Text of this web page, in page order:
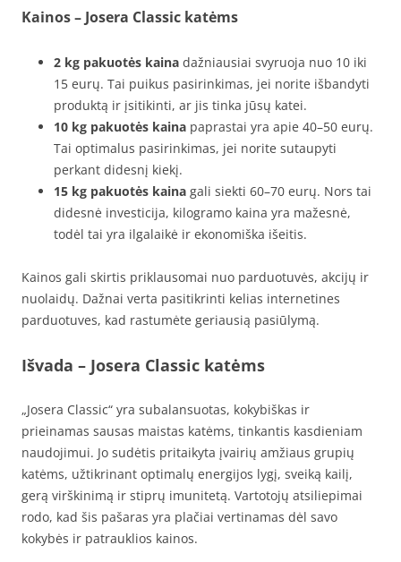
Kainos – Josera Classic katėms
2 kg pakuotės kaina dažniausiai svyruoja nuo 10 iki
15 eurų. Tai puikus pasirinkimas, jei norite išbandyti
produktą ir įsitikinti, ar jis tinka jūsų katei.
10 kg pakuotės kaina paprastai yra apie 40–50 eurų.
Tai optimalus pasirinkimas, jei norite sutaupyti
perkant didesnį kiekį.
15 kg pakuotės kaina gali siekti 60–70 eurų. Nors tai
didesnė investicija, kilogramo kaina yra mažesnė,
todėl tai yra ilgalaikė ir ekonomiška išeitis.
Kainos gali skirtis priklausomai nuo parduotuvės, akcijų ir
nuolaidų. Dažnai verta pasitikrinti kelias internetines
parduotuves, kad rastumėte geriausią pasiūlymą.
Išvada – Josera Classic katėms
„Josera Classic“ yra subalansuotas, kokybiškas ir
prieinamas sausas maistas katėms, tinkantis kasdieniam
naudojimui. Jo sudėtis pritaikyta įvairių amžiaus grupių
katėms, užtikrinant optimalų energijos lygį, sveiką kailį,
gerą virškinimą ir stiprų imunitetą. Vartotojų atsiliepimai
rodo, kad šis pašaras yra plačiai vertinamas dėl savo
kokybės ir patrauklios kainos.